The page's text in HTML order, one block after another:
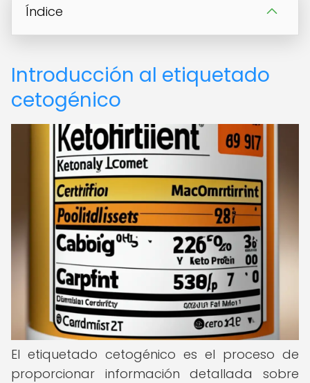
Índice
Introducción al etiquetado
cetogénico
El etiquetado cetogénico es el proceso de
proporcionar información detallada sobre